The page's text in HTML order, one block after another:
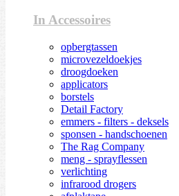
In Accessoires
opbergtassen
microvezeldoekjes
droogdoeken
applicators
borstels
Detail Factory
emmers - filters - deksels
sponsen - handschoenen
The Rag Company
meng - sprayflessen
verlichting
infrarood drogers